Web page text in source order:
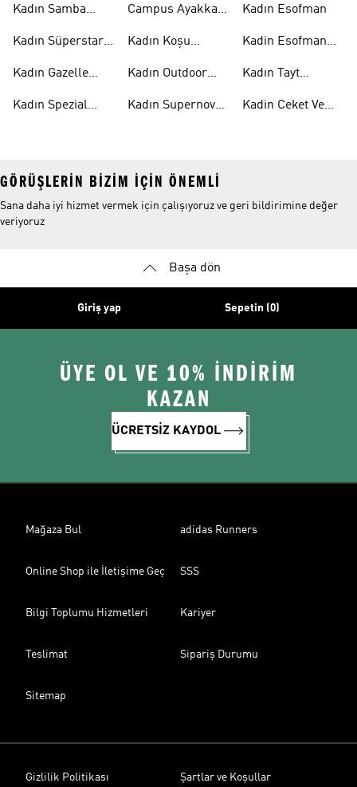
Kadın Samba
Kadın Süperstar
Kadın Gazelle
Kadın Spezial
Campus Ayakkabı
Kadın Koşu
Kadın Outdoor
Kadın Supernova
Kadın Esofman
Kadin Esofman
Kadın Tayt
Kadin Ceket Ve
GÖRÜŞLERIN BIZIM IÇIN ÖNEMLI
Sana daha iyi hizmet vermek için çalışıyoruz ve geri bildirimine değer
veriyoruz
Başa dön
Giriş yap Sepetin (0)
ÜYE OL VE 10% İNDİRİM
KAZAN
ÜCRETSİZ KAYDOL
Mağaza Bul adidas Runners
Online Shop ile İletişime Geç SSS
Bilgi Toplumu Hizmetleri Kariyer
Teslimat Sipariş Durumu
Sitemap
Gizlilik Politikası Şartlar ve Koşullar